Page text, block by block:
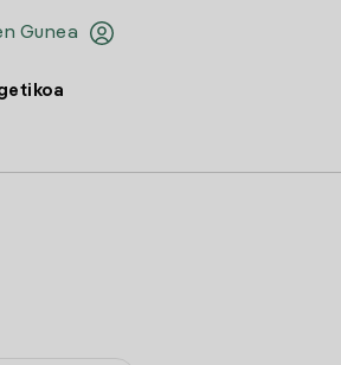
Gunea